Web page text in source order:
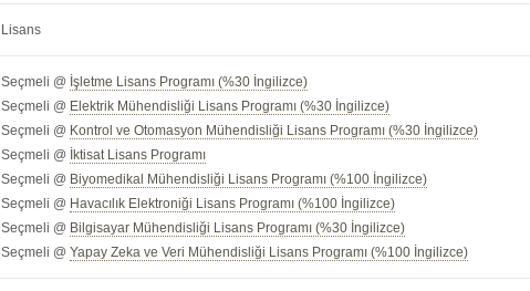
Lisans
Seçmeli @ İşletme Lisans Programı (%30 İngilizce)
Seçmeli @ Elektrik Mühendisliği Lisans Programı (%30 İngilizce)
Seçmeli @ Kontrol ve Otomasyon Mühendisliği Lisans Programı (%30 İngilizce)
Seçmeli @
İktisat Lisans Programı
Seçmeli @ Biyomedikal Mühendisliği Lisans Programı (%100 İngilizce)
Seçmeli @ Havacılık Elektroniği Lisans Programı (%100 İngilizce)
Seçmeli @ Bilgisayar Mühendisliği Lisans Programı (%30 İngilizce)
Seçmeli @Yapay Zeka ve Veri Mühendisliği Lisans Programı (%100 İngilizce)